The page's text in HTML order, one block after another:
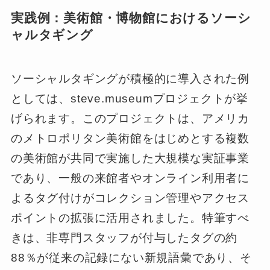
実践例：美術館・博物館におけるソーシ
ャルタギング
ソーシャルタギングが積極的に導入された例
としては、steve.museumプロジェクトが挙
げられます。このプロジェクトは、アメリカ
のメトロポリタン美術館をはじめとする複数
の美術館が共同で実施した大規模な実証事業
であり、一般の来館者やオンライン利用者に
よるタグ付けがコレクション管理やアクセス
ポイントの拡張に活用されました。特筆すべ
きは、非専門スタッフが付与したタグの約
88％が従来の記録にない新規語彙であり、そ